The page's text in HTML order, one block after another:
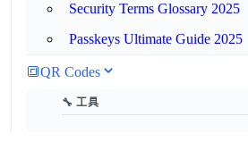
Security Terms Glossary 2025
Passkeys Ultimate Guide 2025
🔳QR Codes
🔧 工具